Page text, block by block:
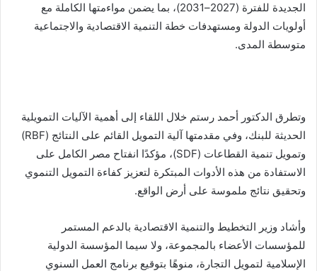
الجديدة للفترة (2027–2031)، بما يضمن مواءمتها الكاملة مع
أولويات الدولة ومستهدفات خطة التنمية الاقتصادية والاجتماعية
متوسطة المدى.
وتطرق الدكتور أحمد رستم خلال اللقاء إلى أهمية الآليات التمويلية
الحديثة للبنك، وفي مقدمتها آلية التمويل القائم على النتائج (RBF)
وتمويل تنمية القطاعات (SDF)، مؤكدًا انفتاح مصر الكامل على
الاستفادة من هذه الأدوات المبتكرة لتعزيز كفاءة التمويل التنموي
وتحقيق نتائج ملموسة على أرض الواقع.
وأشاد وزير التخطيط والتنمية الاقتصادية بالدعم المستمر
للمؤسسات الأعضاء بالمجموعة، ولا سيما المؤسسة الدولية
الإسلامية لتمويل التجارة، منوهًا بتوقيع برنامج العمل السنوي